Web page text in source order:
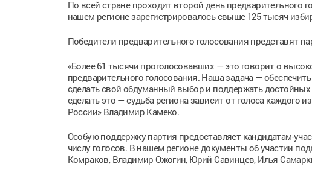
По всей стране проходит второй день предварительного
нашем регионе зарегистрировалось свыше 125 тысяч
Победители предварительного голосования представят
«Более 61 тысячи проголосовавших — это говорит о
предварительного голосования. Наша задача —
сделать свой обдуманный выбор и поддержать
сделать это — судьба региона зависит от голоса каждого
России» Владимир Камеко.
Особую поддержку партия предоставляет кандидатам-
числу голосов. В нашем регионе документы об участии
Комраков, Владимир Ожогин, Юрий Савинцев, Илья